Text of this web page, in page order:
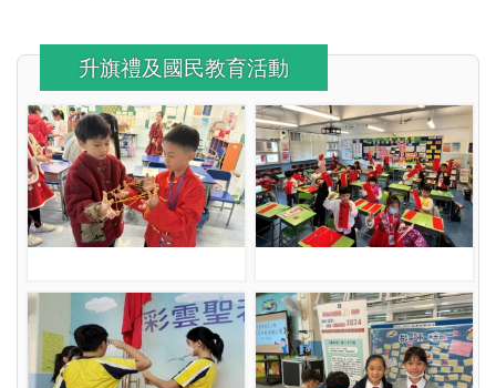
升旗禮及國民教育活動